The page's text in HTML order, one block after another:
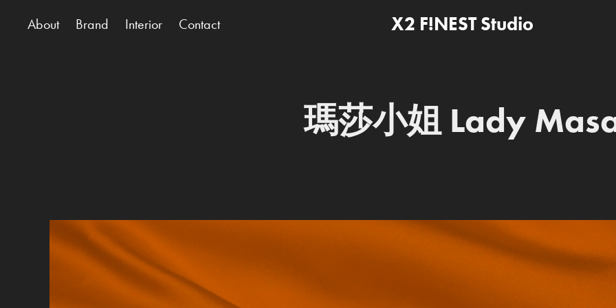
About Brand Interior Contact X2 F!NEST Studio
瑪莎小姐 Lady